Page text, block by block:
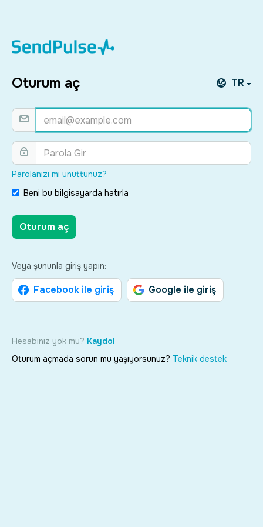
Oturum aç TR
Parolanızı mı unuttunuz?
Beni bu bilgisayarda hatırla
Oturum aç
Veya şununla giriş yapın:
Facebook ile giriş Google ile giriş
Hesabınız yok mu? Kaydol
Oturum açmada sorun mu yaşıyorsunuz? Teknik destek